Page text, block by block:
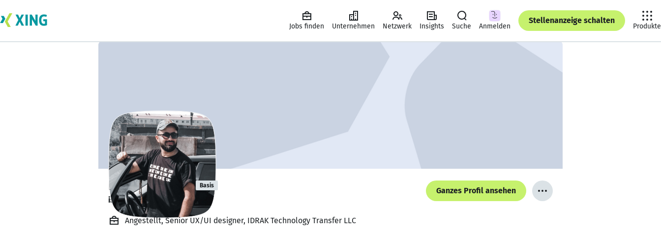
Jobs finden Unternehmen Netzwerk Insights Suche Anmelden
Stellenanzeige schalten
Produkte
Elshan Guliev Basis
is working from home. 🏡
Ganzes Profil ansehen
Angestellt, Senior UX/UI designer, IDRAK Technology Transfer LLC